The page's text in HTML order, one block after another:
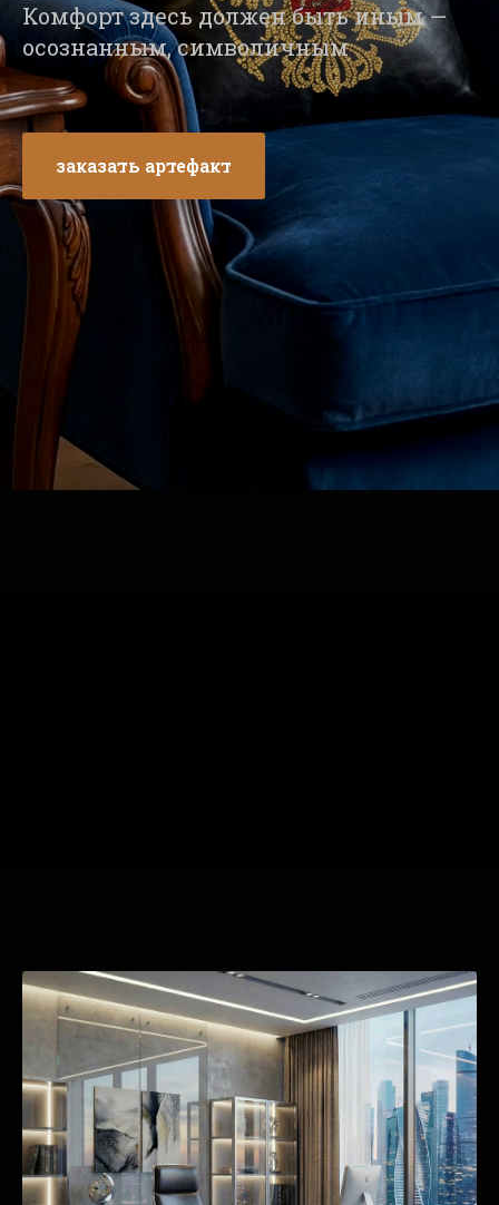
Комфорт здесь должен быть иным —
осознанным, символичным
заказать артефакт